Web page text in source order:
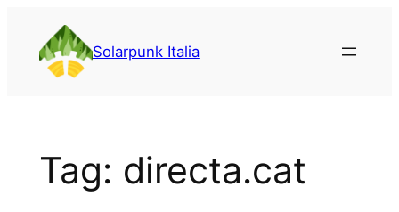
contenuto
Solarpunk Italia
Tag: directa.cat